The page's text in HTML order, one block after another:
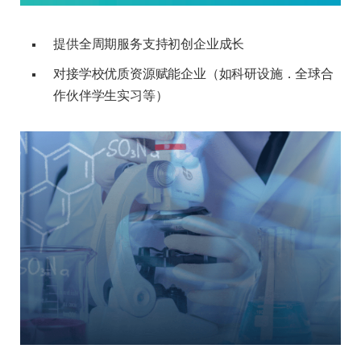
提供全周期服务支持初创企业成长
对接学校优质资源赋能企业（如科研设施．全球合
作伙伴学生实习等）